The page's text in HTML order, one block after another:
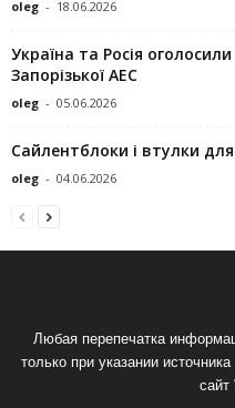
oleg - 18.06.2026
Україна та Росія
Запорізької АЕС
oleg - 05.06.2026
Сайлентблоки і втулки
oleg - 04.06.2026
Любая перепечатка
только при указании